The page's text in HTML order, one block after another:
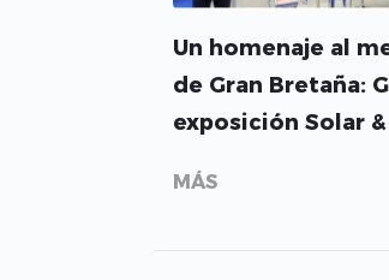
Un homenaje al
de Gran Bretaña:
exposición Solar
MÁS